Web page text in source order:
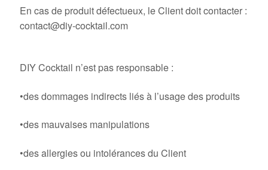
En cas de produit défectueux, le Client doit contacter :
contact@diy-cocktail.com
DIY Cocktail n’est pas responsable :
•des dommages indirects liés à l’usage des produits
•des mauvaises manipulations
•des allergies ou intolérances du Client